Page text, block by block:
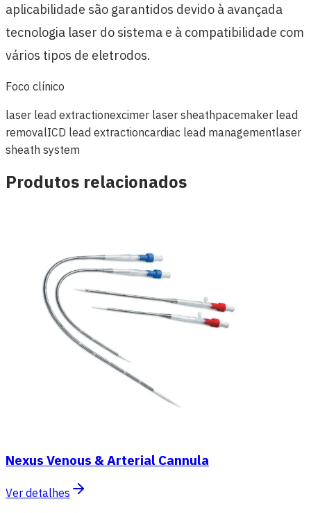
aplicabilidade são garantidos devido à avançada
tecnologia laser do sistema e à compatibilidade com
vários tipos de eletrodos.
Foco clínico
laser lead extractionexcimer laser sheathpacemaker lead
removalICD lead extractioncardiac lead managementlaser
sheath system
Produtos relacionados
Nexus Venous & Arterial Cannula
Ver detalhes